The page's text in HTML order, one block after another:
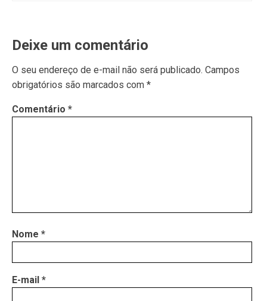
Deixe um comentário
O seu endereço de e-mail não será publicado. Campos
obrigatórios são marcados com *
Comentário *
Nome *
E-mail *